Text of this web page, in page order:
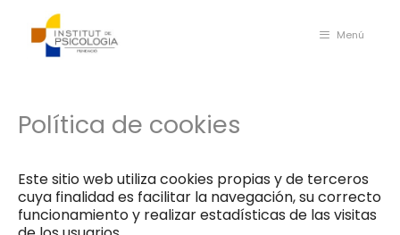
contenido
Menú
Política de cookies
Este sitio web utiliza cookies propias y de terceros
cuya finalidad es facilitar la navegación, su correcto
funcionamiento y realizar estadísticas de las visitas